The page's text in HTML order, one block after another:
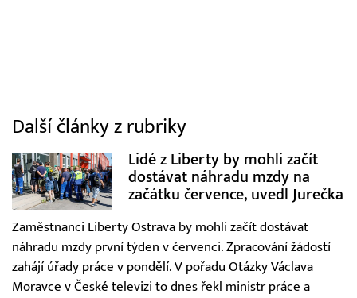
Další články z rubriky
Lidé z Liberty by mohli začít
dostávat náhradu mzdy na
začátku července, uvedl Jurečka
Zaměstnanci Liberty Ostrava by mohli začít dostávat
náhradu mzdy první týden v červenci. Zpracování žádostí
zahájí úřady práce v pondělí. V pořadu Otázky Václava
Moravce v České televizi to dnes řekl ministr práce a